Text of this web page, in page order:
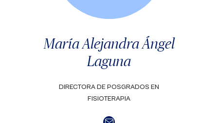
María Alejandra Ángel
Laguna
DIRECTORA DE POSGRADOS EN
FISIOTERAPIA